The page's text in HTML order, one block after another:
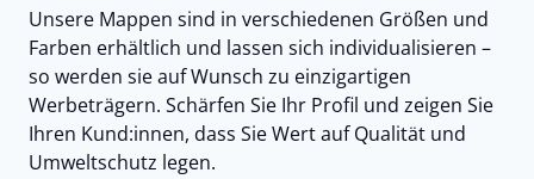
Unsere Mappen sind in verschiedenen Größen und
Farben erhältlich und lassen sich individualisieren –
so werden sie auf Wunsch zu einzigartigen
Werbeträgern. Schärfen Sie Ihr Profil und zeigen Sie
Ihren Kund:innen, dass Sie Wert auf Qualität und
Umweltschutz legen.